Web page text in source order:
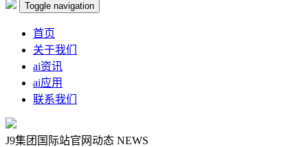
Toggle navigation
首页
关于我们
ai资讯
ai应用
联系我们
J9集团国际站官网动态 NEWS